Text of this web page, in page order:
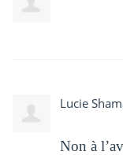
Lucie
Non à